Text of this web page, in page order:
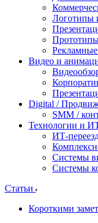
Логотипы
Видео и
Digital /
SMM /
Технологии и
ИТ-
Системы
Системы
Статьи
Короткими